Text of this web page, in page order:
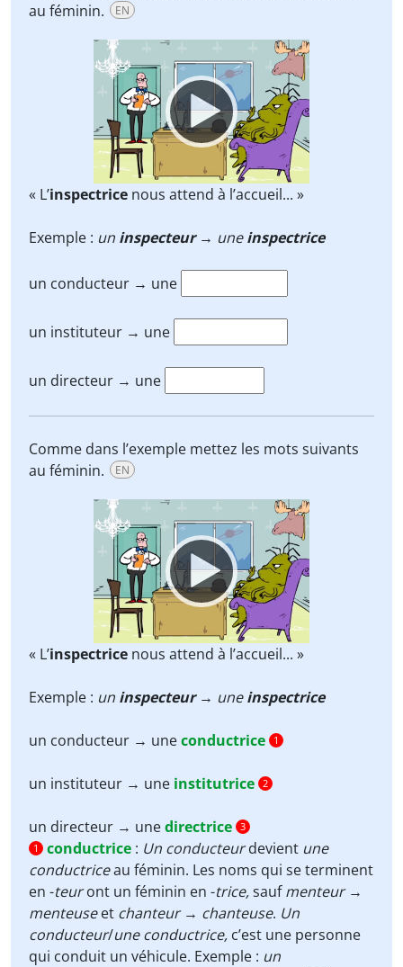
au féminin.
EN
Video
Player
« L’inspectrice nous attend à l’accueil... »
Exemple : un inspecteur → uneinspectrice
un conducteur → une
un instituteur → une
un directeur → une
Comme dans l’exemple mettez les mots suivants
au féminin.
EN
Video
Player
« L’inspectrice nous attend à l’accueil... »
Exemple : un inspecteur → uneinspectrice
un conducteur → uneconductrice 1
un instituteur → une institutrice 2
un directeur → unedirectrice 3
1
conductrice : Un conducteurdevient une
conductriceau féminin. Les noms qui se terminent
en -teuront un féminin en -trice,saufmenteur→
menteuseet chanteur→ chanteuse. Un
conducteur/une conductrice, c’est une personne
qui conduit un véhicule. Exemple : un